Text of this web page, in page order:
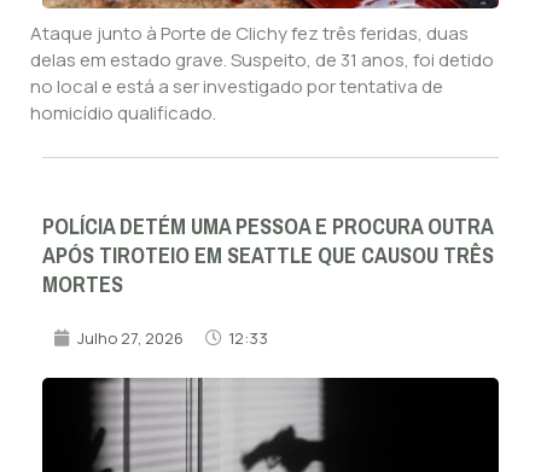
Ataque junto à Porte de Clichy fez três feridas, duas
delas em estado grave. Suspeito, de 31 anos, foi detido
no local e está a ser investigado por tentativa de
homicídio qualificado.
POLÍCIA DETÉM UMA PESSOA E PROCURA OUTRA
APÓS TIROTEIO EM SEATTLE QUE CAUSOU TRÊS
MORTES
Julho 27, 2026 12:33